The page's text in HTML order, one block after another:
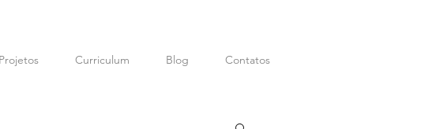
Projetos Curriculum Blog Contatos